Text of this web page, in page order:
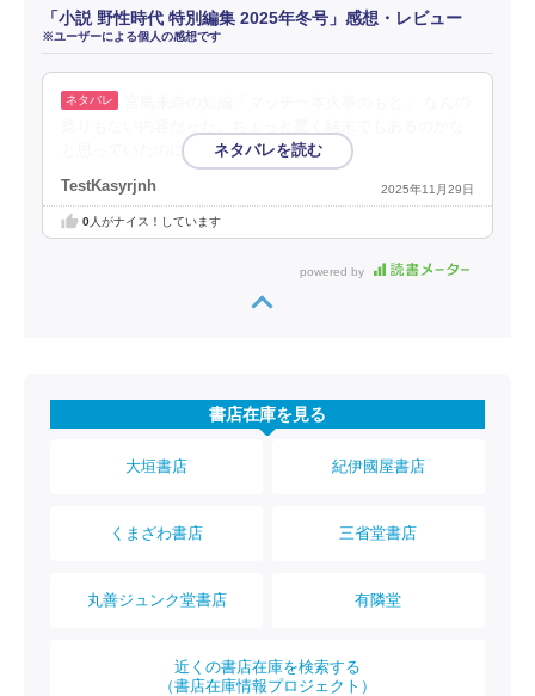
「小説 野性時代 特別編集 2025年冬号」感想・レビュー
※ユーザーによる個人の感想です
と思っていたのに。
TestKasyrjnh 2025年11月29日
0人がナイス！しています
powered by
書店在庫を見る
大垣書店 紀伊國屋書店
くまざわ書店 三省堂書店
丸善ジュンク堂書店 有隣堂
近くの書店在庫を検索する
（書店在庫情報プロジェクト）